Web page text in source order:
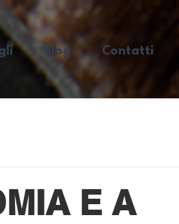
Blog Contatti
E A